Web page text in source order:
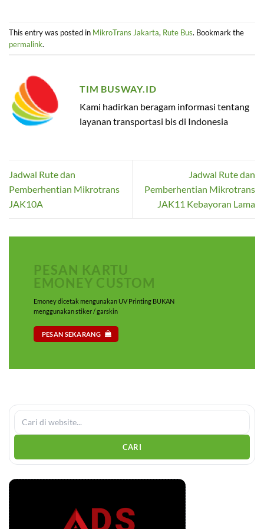
This entry was posted in MikroTrans Jakarta, Rute Bus. Bookmark the
permalink.
TIM BUSWAY.ID
Kami hadirkan beragam informasi tentang
layanan transportasi bis di Indonesia
Jadwal Rute dan
Pemberhentian Mikrotrans
JAK10A
Jadwal Rute dan
Pemberhentian Mikrotrans
JAK11 Kebayoran Lama
PESAN KARTU
EMONEY CUSTOM
Emoney dicetak mengunakan UV Printing BUKAN
menggunakan stiker / garskin
PESAN SEKARANG
CARI